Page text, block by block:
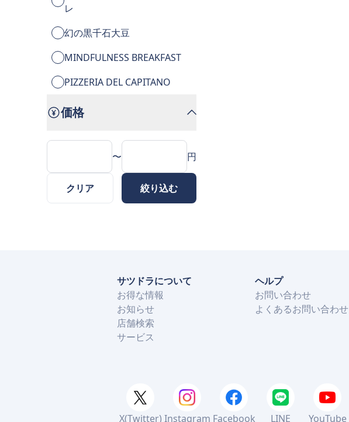
レ
幻の黒千石大豆
MINDFULNESS BREAKFAST
PIZZERIA DEL CAPITANO
価格
〜 円
クリア 絞り込む
サツドラについて
お得な情報
お知らせ
店舗検索
サービス
ヘルプ
お問い合わせ
よくあるお問い合わせ
X(Twitter) Instagram Facebook LINE YouTube